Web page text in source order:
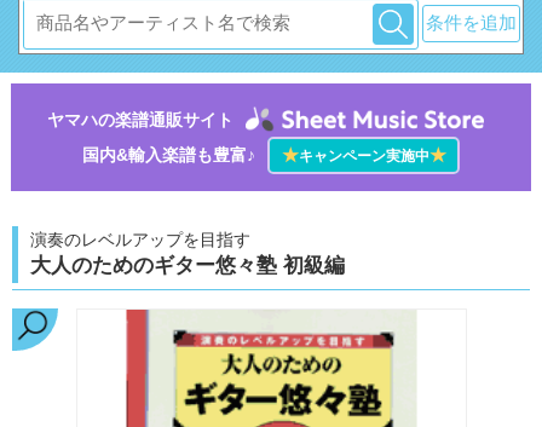
条件を追加
ヤマハの楽譜通販サイト
国内&輸入楽譜も豊富♪
★キャンペーン実施中★
演奏のレベルアップを目指す
大人のためのギター悠々塾 初級編